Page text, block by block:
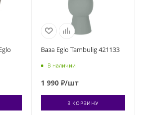
Ваза Eglo Tambulig 421133
В наличии
1 990₽/шт
В КОРЗИНУ